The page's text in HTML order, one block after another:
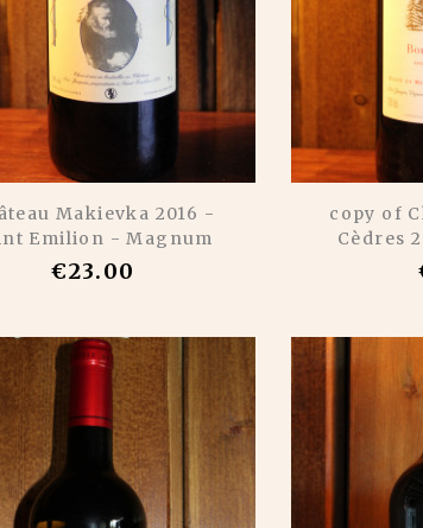
Makievka 2016 -
Emilion - Magnum
€23.00
copy of
Cèdres